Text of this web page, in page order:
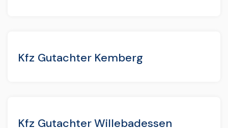
Kfz Gutachter Kemberg
Kfz Gutachter Willebadessen